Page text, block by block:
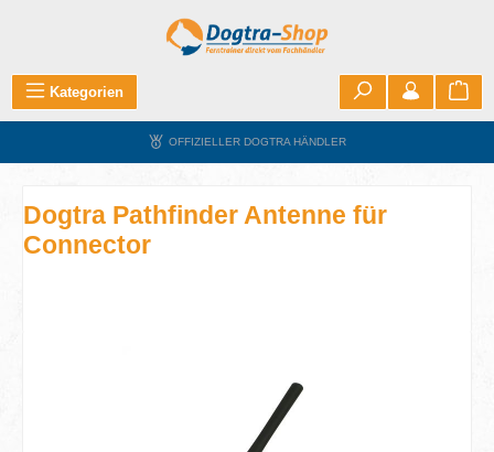
Zum Hauptinhalt springen
Kategorien
OFFIZIELLER DOGTRA HÄNDLER
Dogtra Pathfinder Antenne für
Connector